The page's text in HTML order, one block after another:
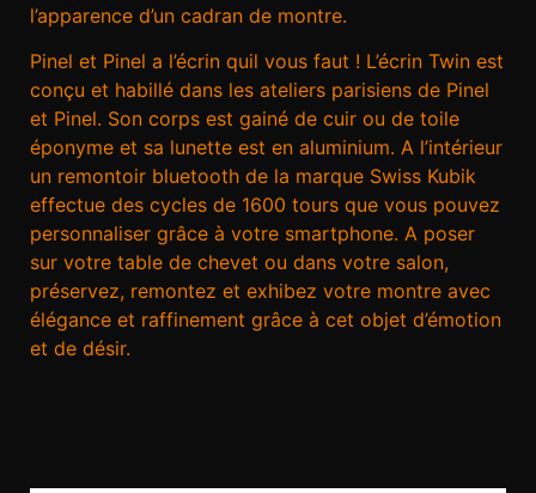
l’apparence d’un cadran de montre.
Pinel et Pinel a l’écrin quil vous faut ! L’écrin Twin est
conçu et habillé dans les ateliers parisiens de Pinel
et Pinel. Son corps est gainé de cuir ou de toile
éponyme et sa lunette est en aluminium. A l’intérieur
un remontoir bluetooth de la marque Swiss Kubik
effectue des cycles de 1600 tours que vous pouvez
personnaliser grâce à votre smartphone. A poser
sur votre table de chevet ou dans votre salon,
préservez, remontez et exhibez votre montre avec
élégance et raffinement grâce à cet objet d’émotion
et de désir.